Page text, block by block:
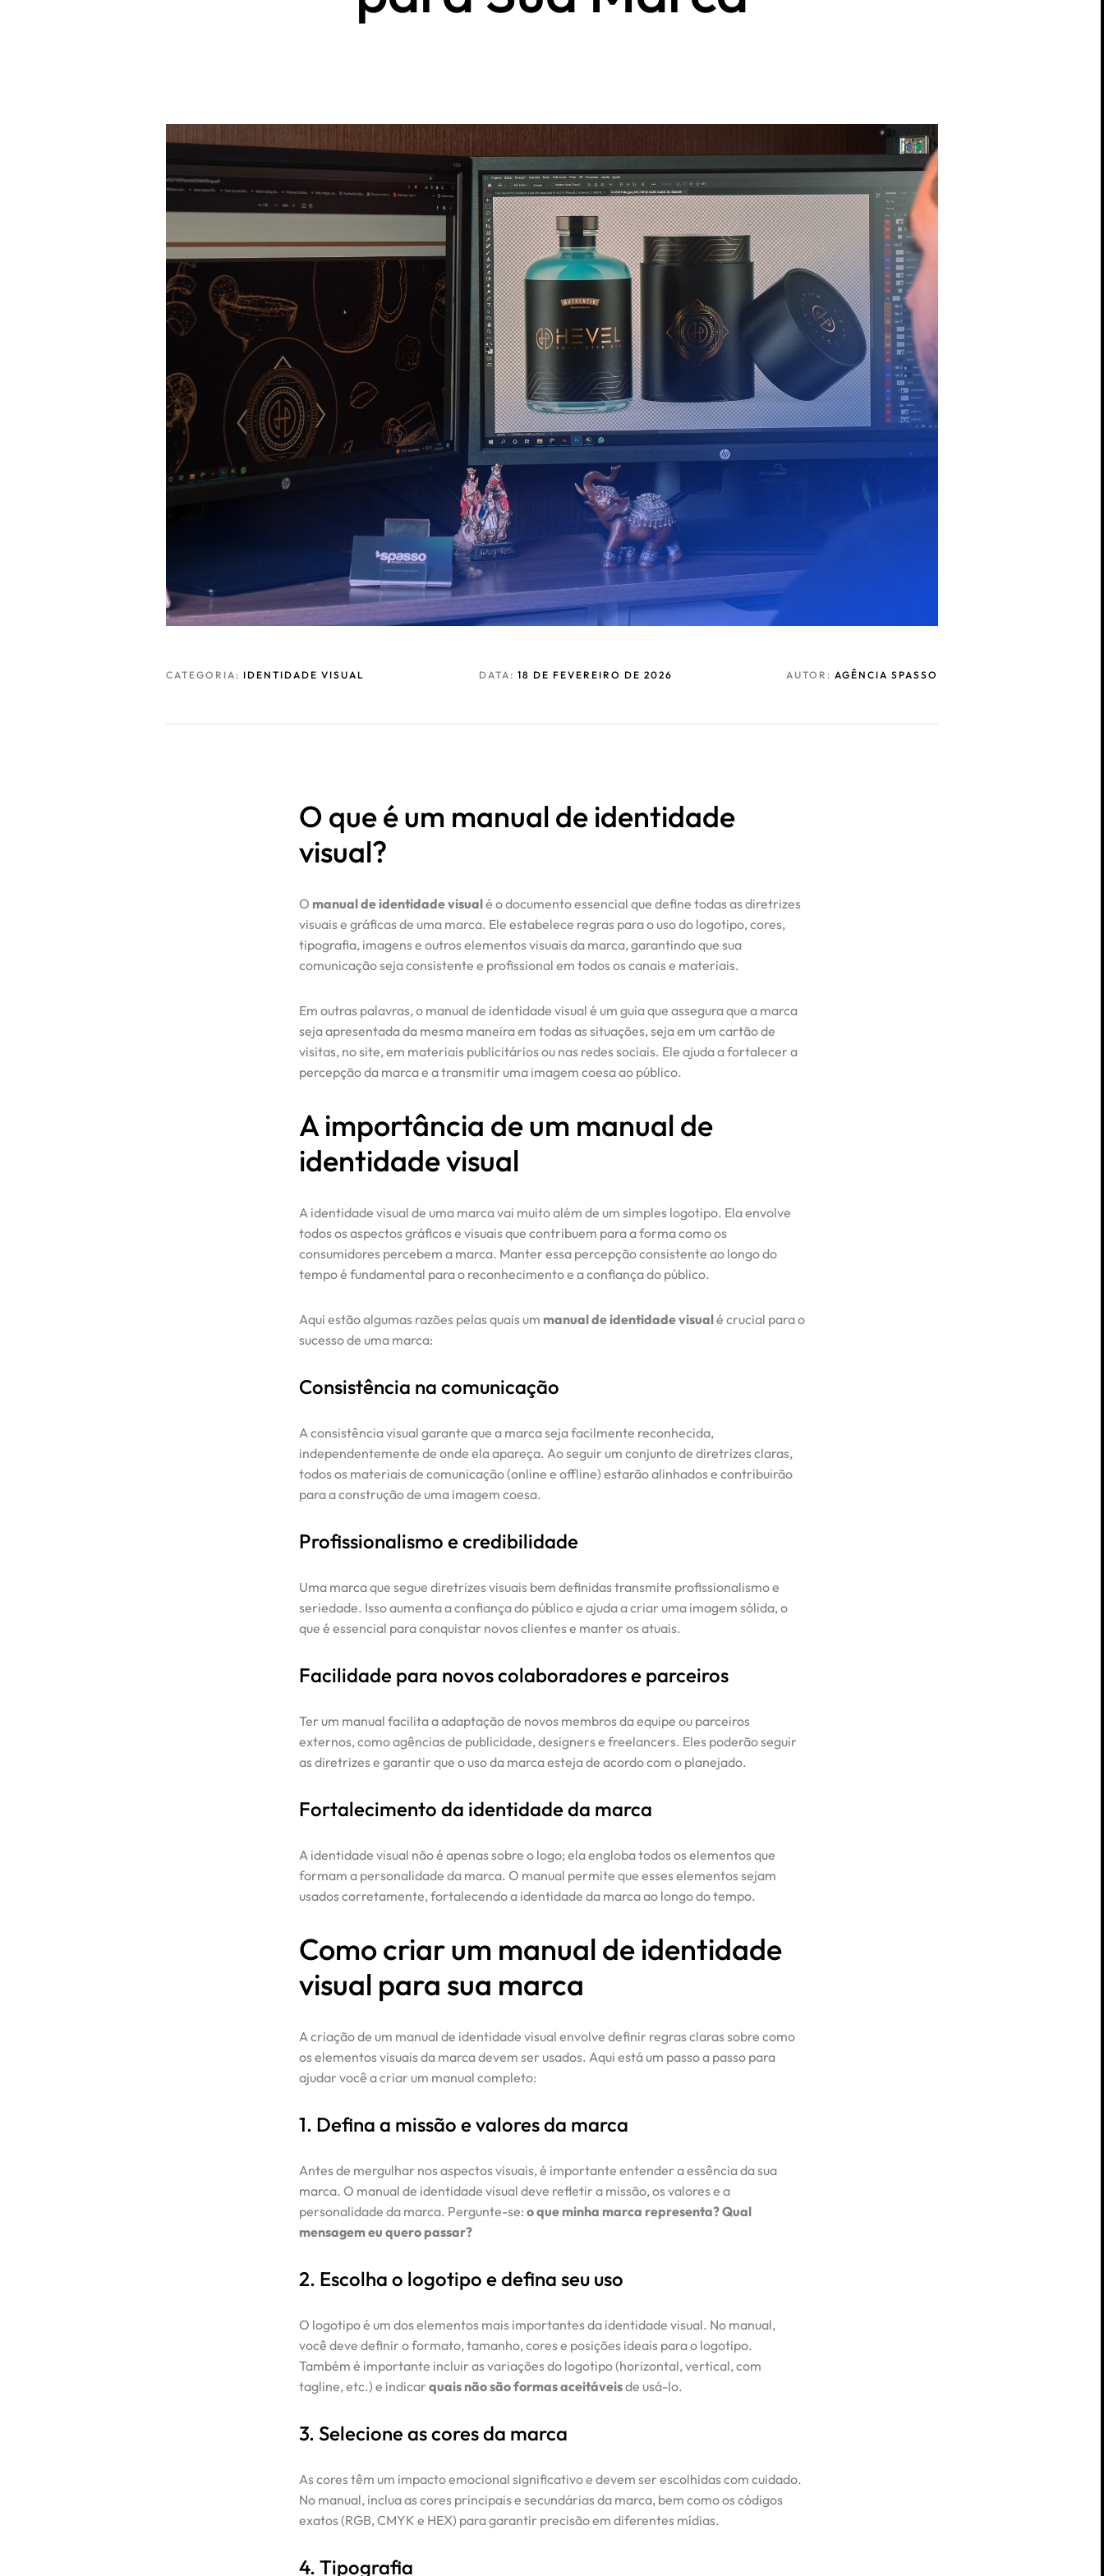
Cases / Projetos
CATEGORIA: IDENTIDADE VISUAL DATA: 18 DE FEVEREIRO DE 2026 AUTOR: AGÊNCIA SPASSO
O que é um manual de identidade
visual?
O manual de identidade visualé o documento essencial que define todas as diretrizes
visuais e gráficas de uma marca. Ele estabelece regras para o uso do logotipo, cores,
tipografia, imagens e outros elementos visuais da marca, garantindo que sua
comunicação seja consistente e profissional em todos os canais e materiais.
Em outras palavras, o manual de identidade visual é um guia que assegura que a marca
seja apresentada da mesma maneira em todas as situações, seja em um cartão de
visitas, no site, em materiais publicitários ou nas redes sociais. Ele ajuda a fortalecer a
percepção da marca e a transmitir uma imagem coesa ao público.
A importância de um manual de
identidade visual
A identidade visual de uma marca vai muito além de um simples logotipo. Ela envolve
todos os aspectos gráficos e visuais que contribuem para a forma como os
consumidores percebem a marca. Manter essa percepção consistente ao longo do
tempo é fundamental para o reconhecimento e a confiança do público.
Aqui estão algumas razões pelas quais um manual de identidade visualé crucial para o
sucesso de uma marca:
Consistência na comunicação
A consistência visual garante que a marca seja facilmente reconhecida,
independentemente de onde ela apareça. Ao seguir um conjunto de diretrizes claras,
todos os materiais de comunicação (online e offline) estarão alinhados e contribuirão
para a construção de uma imagem coesa.
Profissionalismo e credibilidade
Uma marca que segue diretrizes visuais bem definidas transmite profissionalismo e
seriedade. Isso aumenta a confiança do público e ajuda a criar uma imagem sólida, o
que é essencial para conquistar novos clientes e manter os atuais.
Facilidade para novos colaboradores e parceiros
Ter um manual facilita a adaptação de novos membros da equipe ou parceiros
externos, como agências de publicidade, designers e freelancers. Eles poderão seguir
as diretrizes e garantir que o uso da marca esteja de acordo com o planejado.
Fortalecimento da identidade da marca
A identidade visual não é apenas sobre o logo; ela engloba todos os elementos que
formam a personalidade da marca. O manual permite que esses elementos sejam
usados corretamente, fortalecendo a identidade da marca ao longo do tempo.
Como criar um manual de identidade
visual para sua marca
A criação de um manual de identidade visual envolve definir regras claras sobre como
os elementos visuais da marca devem ser usados. Aqui está um passo a passo para
ajudar você a criar um manual completo:
1. Defina a missão e valores da marca
Antes de mergulhar nos aspectos visuais, é importante entender a essência da sua
marca. O manual de identidade visual deve refletir a missão, os valores e a
personalidade da marca. Pergunte-se: o que minha marca representa? Qual
mensagem eu quero passar?
2. Escolha o logotipo e defina seu uso
O logotipo é um dos elementos mais importantes da identidade visual. No manual,
você deve definir o formato, tamanho, cores e posições ideais para o logotipo.
Também é importante incluir as variações do logotipo (horizontal, vertical, com
tagline, etc.) e indicar quais não são formas aceitáveisde usá-lo.
3. Selecione as cores da marca
As cores têm um impacto emocional significativo e devem ser escolhidas com cuidado.
No manual, inclua as cores principais e secundárias da marca, bem como os códigos
exatos (RGB, CMYK e HEX) para garantir precisão em diferentes mídias.
4. Tipografia